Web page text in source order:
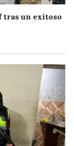
tras un exitoso